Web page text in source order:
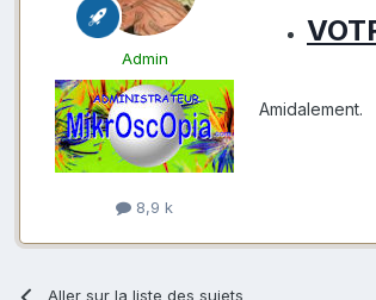
Admin
8,9 k
Amidalement.
Aller sur la liste des sujets